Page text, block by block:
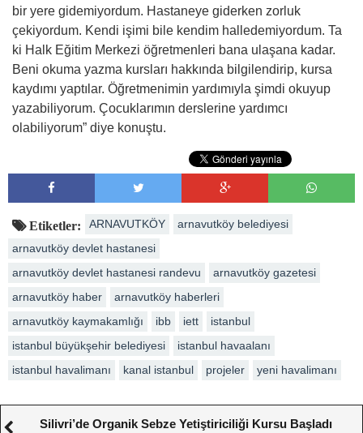
bir yere gidemiyordum. Hastaneye giderken zorluk
çekiyordum. Kendi işimi bile kendim halledemiyordum. Ta
ki Halk Eğitim Merkezi öğretmenleri bana ulaşana kadar.
Beni okuma yazma kursları hakkında bilgilendirip, kursa
kaydımı yaptılar. Öğretmenimin yardımıyla şimdi okuyup
yazabiliyorum. Çocuklarımın derslerine yardımcı
olabiliyorum” diye konuştu.
Etiketler: ARNAVUTKÖY
arnavutköy belediyesi
arnavutköy devlet hastanesi
arnavutköy devlet hastanesi randevu
arnavutköy gazetesi
arnavutköy haber
arnavutköy haberleri
arnavutköy kaymakamlığı
ibb iett
istanbul
istanbul büyükşehir belediyesi
istanbul havaalanı
istanbul havalimanı
kanal istanbul projeler yeni havalimanı
Silivri’de Organik Sebze Yetiştiriciliği Kursu Başladı